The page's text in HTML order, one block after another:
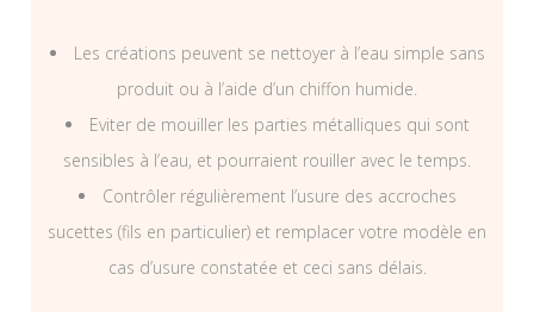
Les créations peuvent se nettoyer à l’eau simple sans
produit ou à l’aide d’un chiffon humide.
Eviter de mouiller les parties métalliques qui sont
sensibles à l’eau, et pourraient rouiller avec le temps.
Contrôler régulièrement l’usure des accroches
sucettes (fils en particulier) et remplacer votre modèle en
cas d’usure constatée et ceci sans délais.